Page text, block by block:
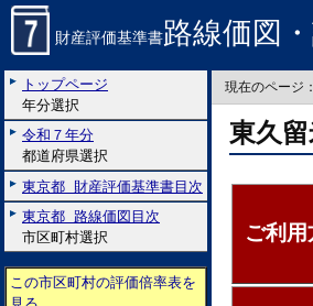
財産評価基準書路線価図
トップページ
年分選択
令和７年分
都道府県選択
東京都 財産評価基準書目次
東京都 路線価図目次
市区町村選択
この市区町村の評価倍率表を
現在のページ
東久
ご利